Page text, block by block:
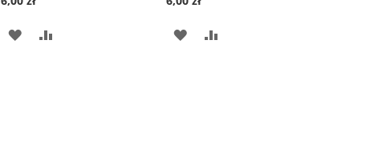
DODAJ
DODAJ